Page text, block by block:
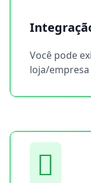
Você pode
loja/